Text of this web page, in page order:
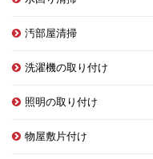
汚部屋清掃
洗濯機の取り付け
照明の取り付け
物屋敷片付け